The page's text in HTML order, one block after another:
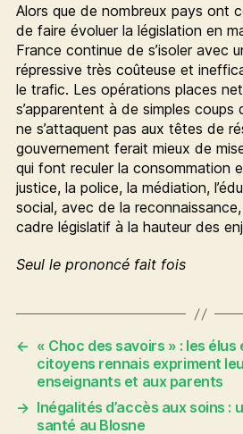
Alors que de nombreux pays ont
de faire évoluer la législation en
France continue de s’isoler avec
répressive très coûteuse et
le trafic. Les opérations places
s’apparentent à de simples coups
ne s’attaquent pas aux têtes de
gouvernement ferait mieux de
qui font reculer la consommation
justice, la police, la médiation,
social, avec de la
cadre législatif à la hauteur des
Seul le prononcé fait fois
← « Choc des savoirs » : les
citoyens rennais expriment
enseignants et aux parents
→ Inégalités d’accès aux soins :
santé au Blosne